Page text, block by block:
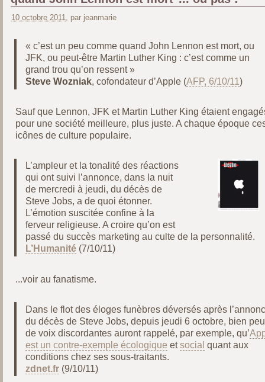
10 octobre 2011, par jeanmarie
« c’est un peu comme quand John Lennon est mort, ou
JFK, ou peut-être Martin Luther King : c’est comme un
grand trou qu’on ressent »
Steve Wozniak, cofondateur d’Apple (AFP, 6/10/11 )
‎Sauf que Lennon, JFK et Martin Luther King étaient
pour une société meilleure, plus juste. A chaque époque
icônes de culture populaire.
L’ampleur et la tonalité des réactions
qui ont suivi l’annonce, dans la nuit
de mercredi à jeudi, du décès de
Steve Jobs, a de quoi étonner.
L’émotion suscitée confine à la
ferveur religieuse. A croire qu’on est
passé du succès marketing au culte de la personnalité.
L’Humanité(7/10/11)
...voir au fanatisme.
Dans le flot des éloges funèbres déversés après
du décès de Steve Jobs, depuis jeudi 6 octobre, bien peu
de voix discordantes auront rappelé, par exemple, qu’
est un contre-exemple écologique etsocial quant aux
conditions chez ses sous-traitants.
zdnet.fr(9/10/11)